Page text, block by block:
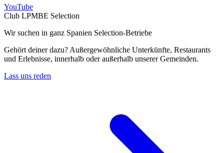
YouTube
Club LPMBE Selection
Wir suchen in ganz Spanien Selection-Betriebe
Gehört deiner dazu? Außergewöhnliche Unterkünfte, Restaurants
und Erlebnisse, innerhalb oder außerhalb unserer Gemeinden.
Lass uns reden